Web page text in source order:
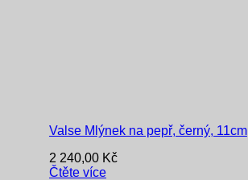
Valse Mlýnek na pepř, černý, 11cm
2 240,00 Kč
Čtěte více